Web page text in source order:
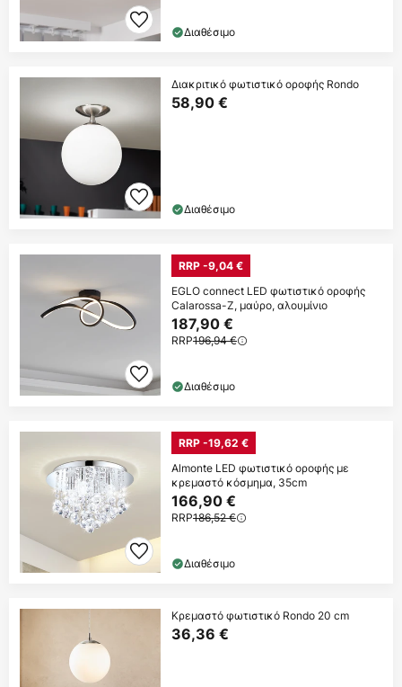
Διαθέσιμο
Διακριτικό φωτιστικό οροφής Rondo
58,90 €
Διαθέσιμο
RRP -9,04 €
EGLO connect LED φωτιστικό οροφής
Calarossa-Z, μαύρο, αλουμίνιο
187,90 €
RRP196,94 €
Διαθέσιμο
RRP -19,62 €
Almonte LED φωτιστικό οροφής με
κρεμαστό κόσμημα, 35cm
166,90 €
RRP186,52 €
Διαθέσιμο
Κρεμαστό φωτιστικό Rondo 20 cm
36,36 €